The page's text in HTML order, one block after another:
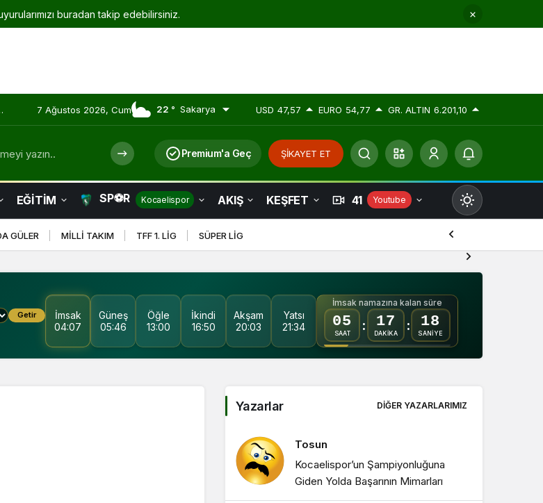
buradan takip edebilirsiniz.
7 Ağustos 2026, Cum 22 ° Sakarya USD 47,57 EURO 54,77 GR. ALTIN 6.201,10
yazın.. Premium'a Geç ŞİKAYET ET
EĞİTİM SP⚽R Kocaelispor AKIŞ KEŞFET 41 Youtube
Mod
değiştir
Gündüz Modu
Gündüz modunu seçin.
GÜLER MİLLİ TAKIM TFF 1. LİG SÜPER LİG
Getir
İmsak
04:07
Güneş
05:46
Öğle
13:00
İkindi
16:50
Akşam
20:03
Yatsı
21:34
İmsak namazına kalan süre
05
SAAT
: 17
DAKİKA
: 17
SANİYE
Yazarlar DIĞER YAZARLARIMIZ
Tosun
Kocaelispor’un Şampiyonluğuna
Giden Yolda Başarının Mimarları